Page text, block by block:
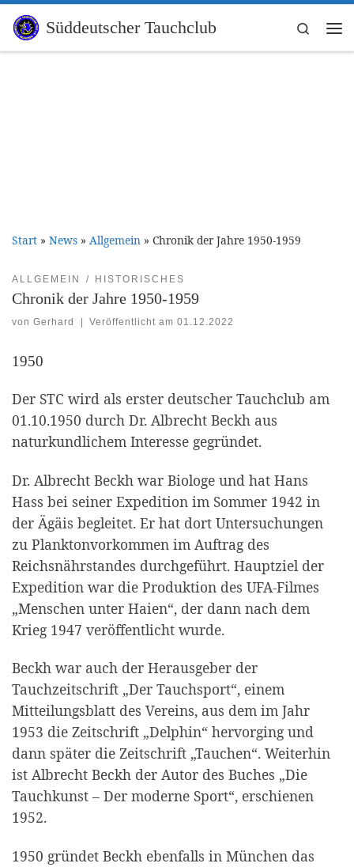
Zum Inhalt springen
Süddeutscher Tauchclub
Search
Start » News » Allgemein » Chronik der Jahre 1950-1959
ALLGEMEIN HISTORISCHES
Chronik der Jahre 1950-1959
von Gerhard Veröffentlicht am01.12.2022
1950
Der STC wird als erster deutscher Tauchclub am
01.10.1950 durch Dr. Albrecht Beckh aus
naturkundlichem Interesse gegründet.
Dr. Albrecht Beckh war Biologe und hat Hans
Hass bei seiner Expedition im Sommer 1942 in
der Ägäis begleitet. Er hat dort Untersuchungen
zu Planktonvorkommen im Auftrag des
Reichsnährstandes durchgeführt. Hauptziel der
Expedition war die Produktion des UFA-Filmes
„Menschen unter Haien“, der dann nach dem
Krieg 1947 veröffentlicht wurde.
Beckh war auch der Herausgeber der
Tauchzeitschrift „Der Tauchsport“, einem
Mitteilungsblatt des Vereins, aus dem im Jahr
1953 die Zeitschrift „Delphin“ hervorging und
dann später die Zeitschrift „Tauchen“. Weiterhin
ist Albrecht Beckh der Autor des Buches „Die
Tauchkunst – Der moderne Sport“, erschienen
1952.
1950 gründet Beckh ebenfalls in München das